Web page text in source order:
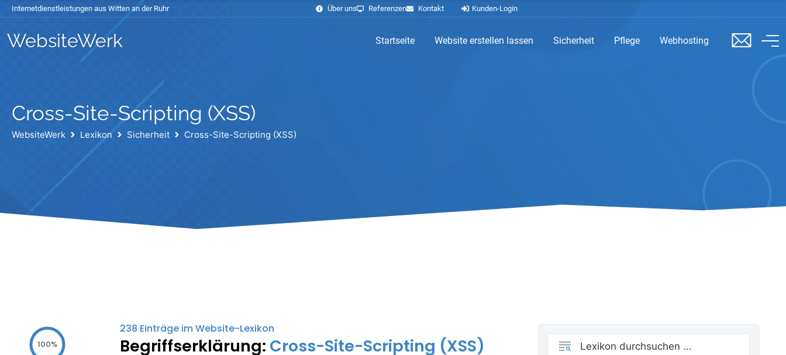
Internetdienstleistungen aus Witten an der Ruhr Über uns Referenzen Kontakt Kunden-Login
WebsiteWerk Startseite Website erstellen lassen Sicherheit Pflege Webhosting
Cross-Site-Scripting (XSS)
WebsiteWerk Lexikon Sicherheit Cross-Site-Scripting (XSS)
100%
238 Einträge im Website-Lexikon
Begriffserklärung: Cross-Site-Scripting (XSS)